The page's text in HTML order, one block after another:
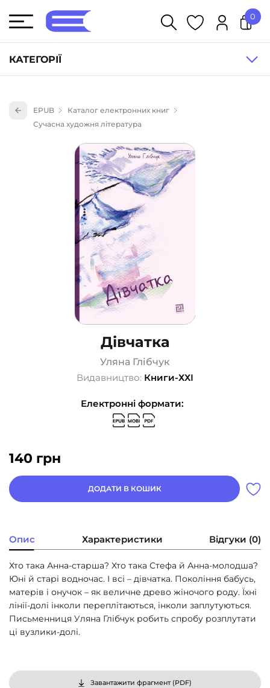
КАТЕГОРІЇ
Книги для дітей (835)
Науково-популярна література (1015)
Навчальна література та посібники (527)
Енциклопедії, довідники, словники (55)
Подарункові сертифікати (1)
0
EPUB
Каталог електронних книг
Сучасна художня література
Дівчатка
Уляна Глібчук
Видавництво: Книги-ХХІ
Електронні формати:
140 грн
ДОДАТИ В КОШИК
Опис Характеристики Відгуки (0)
Хто така Анна-старша? Хто така Стефа й Анна-молодша?
Юні й старі водночас. І всі – дівчатка. Покоління бабусь,
матерів і онучок – як величне древо жіночого роду. Їхні
лінії-долі інколи переплітаються, інколи заплутуються.
Письменниця Уляна Глібчук робить спробу розплутати
ці вузлики-долі.
Завантажити фрагмент (PDF)